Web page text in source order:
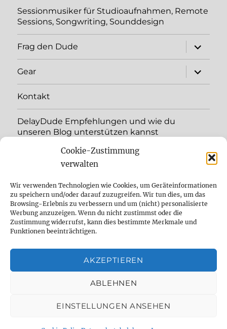
Cookie-Zustimmung
verwalten
Wir verwenden Technologien wie Cookies, um Geräteinformationen
zu speichern und/oder darauf zuzugreifen. Wir tun dies, um das
Browsing-Erlebnis zu verbessern und um (nicht) personalisierte
Werbung anzuzeigen. Wenn du nicht zustimmst oder die
Zustimmung widerrufst, kann dies bestimmte Merkmale und
Funktionen beeinträchtigen.
AKZEPTIEREN
ABLEHNEN
EINSTELLUNGEN ANSEHEN
Sessionmusiker für Studioaufnahmen, Remote
Sessions, Songwriting, Sounddesign
Frag den Dude
öffnen
Gear
öffnen
Kontakt
DelayDude Empfehlungen und wie du
unseren Blog unterstützen kannst
öffnen
YouTube
Instagram
Feed
Cookie Policy (EU)